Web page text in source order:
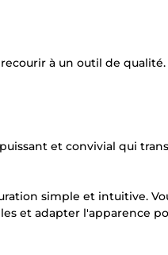
à un outil de qualité.
et convivial qui
simple et intuitive.
et adapter l'apparence